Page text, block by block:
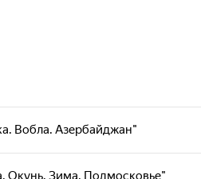
Вобла. Азербайджан"
программа о рыбалке на
Окунь. Зима. Подмосковье"